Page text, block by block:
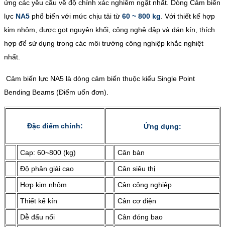
ứng các yêu cầu về độ chính xác nghiêm ngặt nhất. Dòng Cảm biến
lực NA5 phổ biến với mức chịu tải từ 60 ~ 800 kg . Với thiết kế hợp
kim nhôm, được gọt nguyên khối, công nghệ dập và dán kín, thích
hợp để sử dụng trong các môi trường công nghiệp khắc nghiệt
nhất.
Cảm biến lực NA5 là dòng cảm biến thuộc kiểu Single Point
Bending Beams (Điểm uốn đơn).
Đặc điểm chính: Ứng dụng:
Cap: 60~800 (kg)
Cân bàn
Độ phân giải cao
Cân siêu thị
Hợp kim nhôm
Cân công nghiệp
Thiết kế kín
Cân cơ điện
Dễ đấu nối
Cân đóng bao